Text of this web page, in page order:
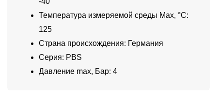
Температура измеряемой среды Max, °C:
125
Страна происхождения: Германия
Серия: PBS
Давление max, Бар: 4